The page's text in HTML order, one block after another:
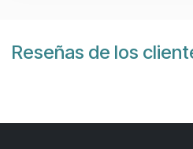
Reseñas de los